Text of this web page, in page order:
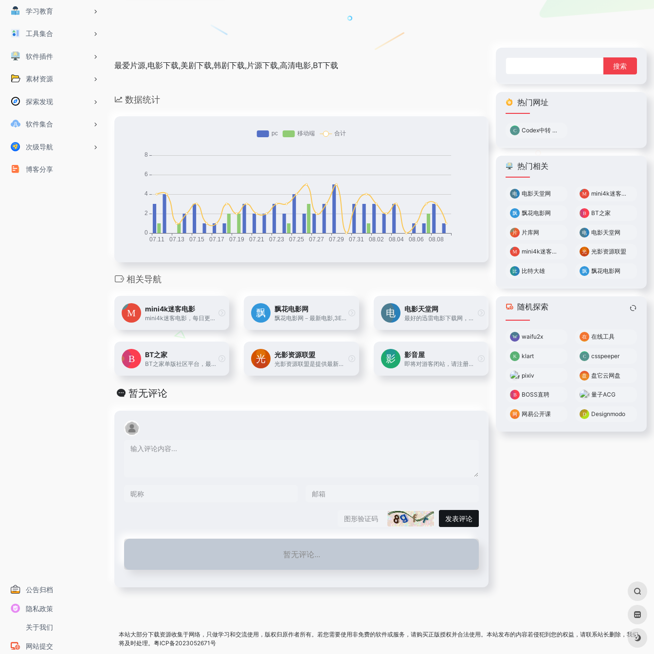
学习教育
工具集合
软件插件
素材资源
探索发现
软件集合
次级导航
博客分享
公告归档
隐私政策
关于我们
网站提交
最爱片源,电影下载,美剧下载,韩剧下载,片源下载,高清电影,BT下载
数据统计
相关导航
mini4k迷客电影
mini4k迷客电影，每日更新最新电影资源，最专业电影推荐，2160P、4K等超高清分辨率电影迅雷下载、百度网盘下载，提供bt种子和磁力链接下载资源。
飘花电影网
飘花电影网－最新电影,3E迅雷电影下载网(原3edyy.com)-每天搜集最新迅雷免费电影下载。为使用迅雷软件的用户提供最新的免费电影下载、小电影下载、高清电影下载等服务。
电影天堂网
最好的迅雷电影下载网，分享最新电影，高清电影、综艺、动漫、电视剧等下载！
BT之家
BT之家单版社区平台，最快提供 最新 最全 高清 电影、动漫、韩剧、日剧、美剧、无损音乐、体育、小说等BT迅雷下载以及资讯！影视爱好者的聚集地的~BT电影天堂之家
光影资源联盟
光影资源联盟是提供最新最全的免费高清电影下载的资源平台！
影音屋
即将对游客闭站，请注册账号备用！影音屋为您提供最新的720P、1080P、2K、4K、原盘高清电影下载，内部交流社区，欢迎体验。影音屋，更多好电影待您发现！加入影音电报群加入影音企鹅群淘宝天猫漏洞单
暂无评论
发表评论
暂无评论...
热门网址
Codex中转 0.05倍率
热门相关
电影天堂网 mini4k迷客电影
飘花电影网 BT之家
片库网 电影天堂网
mini4k迷客电影 光影资源联盟
比特大雄 飘花电影网
随机探索
waifu2x 在线工具
klart csspeeper
pixiv 盘它云网盘
BOSS直聘 量子ACG
网易公开课 Designmodo
本站大部分下载资源收集于网络，只做学习和交流使用，版权归原作者所有。若您需要使用非免费的软件或服务，请购买正版授权并合法使用。本站发布的内容若侵犯到您的权益，请联系站长删除，我们
将及时处理。 粤ICP备2023052671号